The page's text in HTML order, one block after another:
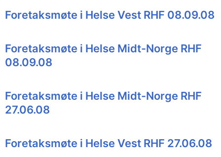
Foretaksmøte i Helse Vest RHF 08.09.08
Foretaksmøte i Helse Midt-Norge RHF
08.09.08
Foretaksmøte i Helse Midt-Norge RHF
27.06.08
Foretaksmøte i Helse Vest RHF 27.06.08